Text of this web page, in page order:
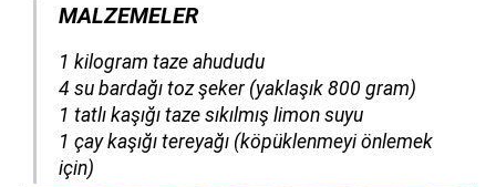
MALZEMELER
​​​​​​​1 kilogram taze ahududu
4 su bardağı toz şeker (yaklaşık 800 gram)
1 tatlı kaşığı taze sıkılmış limon suyu
1 çay kaşığı tereyağı (köpüklenmeyi önlemek
için)